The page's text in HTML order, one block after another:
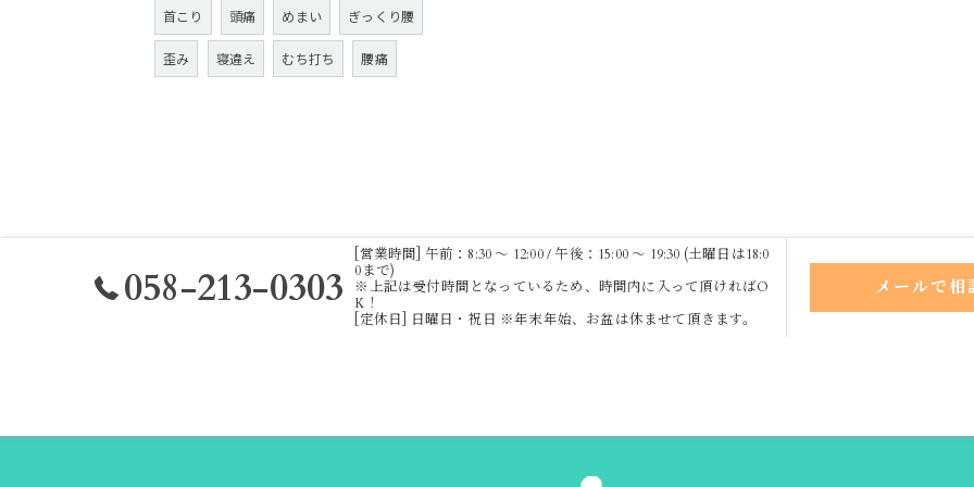
首こり 頭痛 めまい ぎっくり腰
歪み 寝違え むち打ち 腰痛
058-213-0303
[営業時間] 午前：8:30 ～ 12:00 / 午後：15:00 ～ 19:30 (土曜日は18:0
0まで)
※上記は受付時間となっているため、時間内に入って頂ければO
K！
[定休日] 日曜日・祝日 ※年末年始、お盆は休ませて頂きます。
メールで相